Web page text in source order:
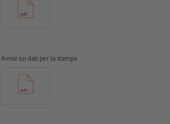
Avvisi sui dati per la stampa